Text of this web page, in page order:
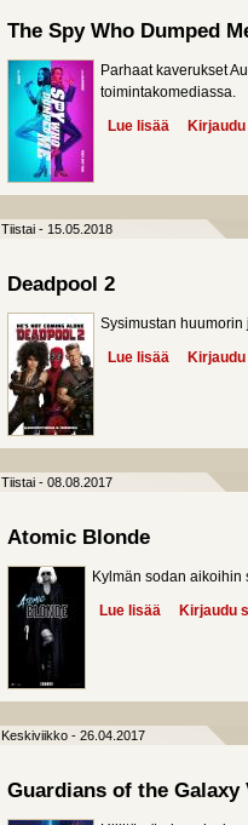
The Spy Who Dumped
Parhaat kaverukset
toimintakomediassa.
Lue lisää about The
Tiistai - 15.05.2018
Deadpool 2
Sysimustan
Lue lisää about
Tiistai - 08.08.2017
Atomic Blonde
Kylmän sodan
Lue lisää about
Kirjaudu
Keskiviikko - 26.04.2017
Guardians of the Galaxy